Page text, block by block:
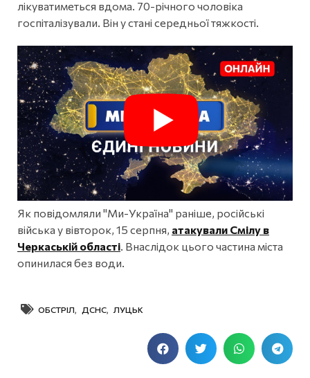
лікуватиметься вдома. 70-річного чоловіка
госпіталізували. Він у стані середньої тяжкості.
Як повідомляли "Ми-Україна" раніше, російські
війська у вівторок, 15 серпня, атакували Смілу в
Черкаській області . Внаслідок цього частина міста
опинилася без води.
ОБСТРІЛ ДСНС ЛУЦЬК